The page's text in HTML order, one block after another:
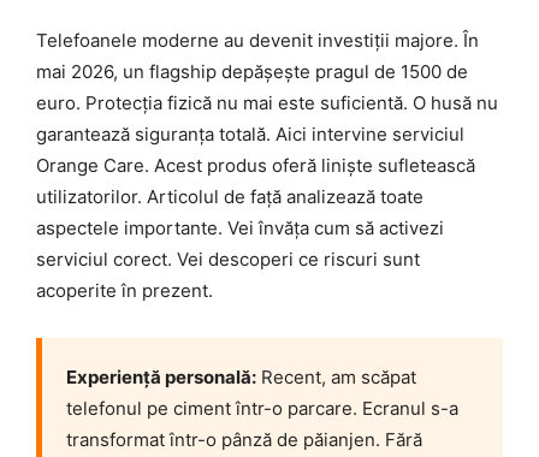
Telefoanele moderne au devenit investiții majore. În
mai 2026, un flagship depășește pragul de 1500 de
euro. Protecția fizică nu mai este suficientă. O husă nu
garantează siguranța totală. Aici intervine serviciul
Orange Care. Acest produs oferă liniște sufletească
utilizatorilor. Articolul de față analizează toate
aspectele importante. Vei învăța cum să activezi
serviciul corect. Vei descoperi ce riscuri sunt
acoperite în prezent.
Experiență personală: Recent, am scăpat
telefonul pe ciment într-o parcare. Ecranul s-a
transformat într-o pânză de păianjen. Fără